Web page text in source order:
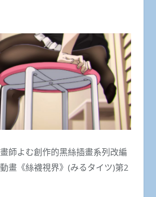
師よむ創作的黑絲插畫系列改編
畫《絲襪視界》(みるタイツ)第2